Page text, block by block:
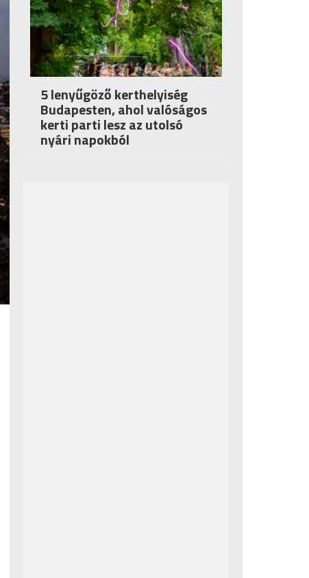
5 lenyűgöző kerthelyiség
Budapesten, ahol valóságos
kerti parti lesz az utolsó
nyári napokból